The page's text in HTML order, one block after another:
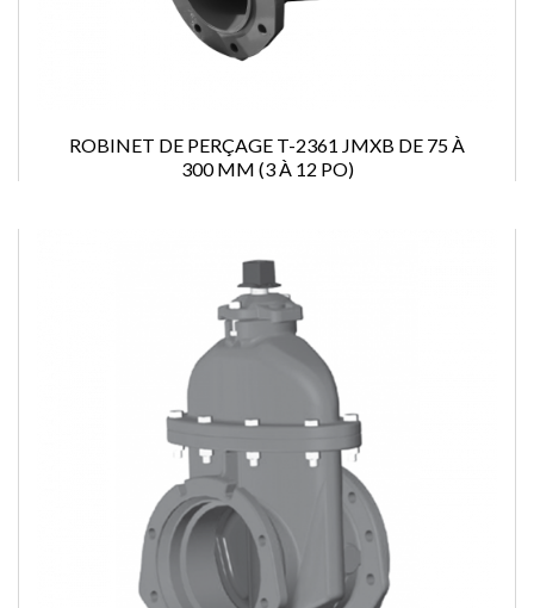
ROBINET DE PERÇAGE T-2361 JMXB DE 75 À
300 MM (3 À 12 PO)